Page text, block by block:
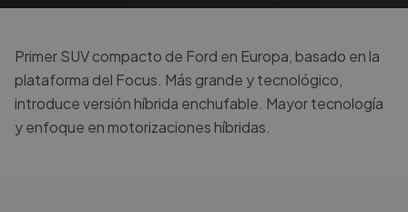
Primer SUV compacto de Ford en Europa, basado en la
plataforma del Focus. Más grande y tecnológico,
introduce versión híbrida enchufable. Mayor tecnología
y enfoque en motorizaciones híbridas.